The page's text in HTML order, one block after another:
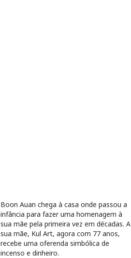
Boon Auan chega à casa onde passou a
infância para fazer uma homenagem à
sua mãe pela primeira vez em décadas. A
sua mãe, Kul Art, agora com 77 anos,
recebe uma oferenda simbólica de
incenso e dinheiro.